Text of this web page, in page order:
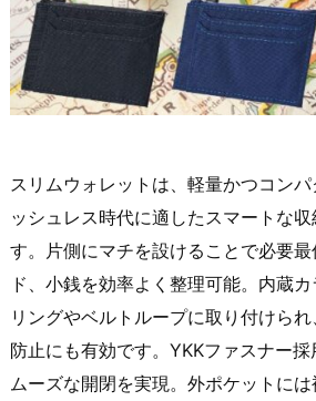
スリムウォレットは、軽量かつコン
ッシュレス時代に適したスマートな
す。片側にマチを設けることで必要
ド、小銭を効率よく整理可能。内蔵
リングやベルトループに取り付けら
防止にも有効です。YKKファスナー
ムーズな開閉を実現。外ポケットに